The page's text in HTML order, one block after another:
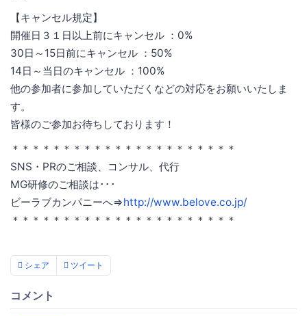
【キャンセル規定】
開催日３１日以上前にキャンセル ：0%
30日～15日前にキャンセル ：50%
14日～当日のキャンセル ：100%
他の参加者に参加していただくなどの対応をお願いいたしま
す。
皆様のご参加お待ちしております！
＊＊＊＊＊＊＊＊＊＊＊＊＊＊＊＊＊＊＊＊＊＊
SNS・PRのご相談、コンサル、代行
MG研修のご相談は･･･
ビーラブカンパニーへ⇒http://www.belove.co.jp/
＊＊＊＊＊＊＊＊＊＊＊＊＊＊＊＊＊＊＊＊＊＊
シェア ツイート
コメント